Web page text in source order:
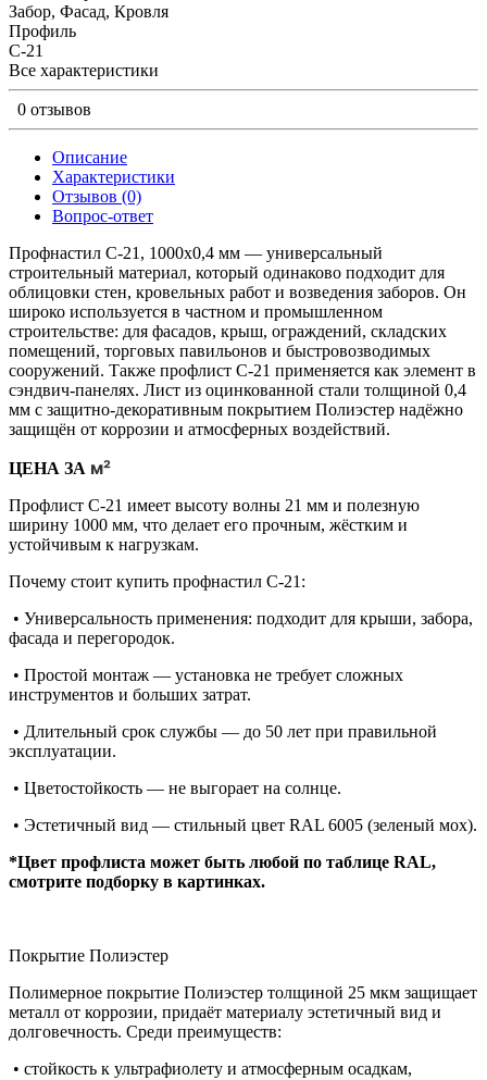
Забор, Фасад, Кровля
Профиль
C-21
Все характеристики
0 отзывов
Описание
Характеристики
Отзывов (0)
Вопрос-ответ
Профнастил C-21, 1000х0,4 мм — универсальный
строительный материал, который одинаково подходит для
облицовки стен, кровельных работ и возведения заборов. Он
широко используется в частном и промышленном
строительстве: для фасадов, крыш, ограждений, складских
помещений, торговых павильонов и быстровозводимых
сооружений. Также профлист С-21 применяется как элемент в
сэндвич-панелях. Лист из оцинкованной стали толщиной 0,4
мм с защитно-декоративным покрытием Полиэстер надёжно
защищён от коррозии и атмосферных воздействий.
ЦЕНА ЗА м²
Профлист C-21 имеет высоту волны 21 мм и полезную
ширину 1000 мм, что делает его прочным, жёстким и
устойчивым к нагрузкам.
Почему стоит купить профнастил C-21:
• Универсальность применения: подходит для крыши, забора,
фасада и перегородок.
• Простой монтаж — установка не требует сложных
инструментов и больших затрат.
• Длительный срок службы — до 50 лет при правильной
эксплуатации.
• Цветостойкость — не выгорает на солнце.
• Эстетичный вид — стильный цвет RAL 6005 (зеленый мох).
*Цвет профлиста может быть любой по таблице RAL,
смотрите подборку в картинках.
Покрытие Полиэстер
Полимерное покрытие Полиэстер толщиной 25 мкм защищает
металл от коррозии, придаёт материалу эстетичный вид и
долговечность. Среди преимуществ:
• стойкость к ультрафиолету и атмосферным осадкам,